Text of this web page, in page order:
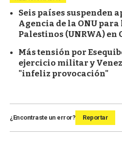
Seis países suspenden
Agencia de la ONU
Palestinos (UNRWA) en
Más tensión por
ejercicio militar y
"infeliz provocación"
¿Encontraste un error? Reportar